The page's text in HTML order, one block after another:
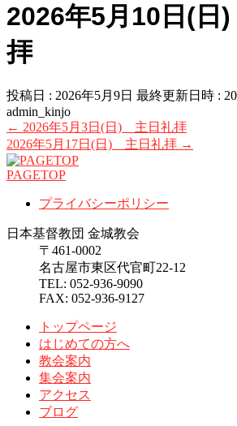
2026年5月10日(
拝
投稿日 : 2026年5月9日 最終更新日時 :
admin_kinjo
← 2026年5月3日(日) 主日礼拝
2026年5月17日(日) 主日礼拝 →
PAGETOP
プライバシーポリシー
日本基督教団 金城教会
〒461-0002
名古屋市東区代官町22-12
TEL: 052-936-9090
FAX: 052-936-9127
トップページ
はじめての方へ
教会案内
集会案内
アクセス
ブログ